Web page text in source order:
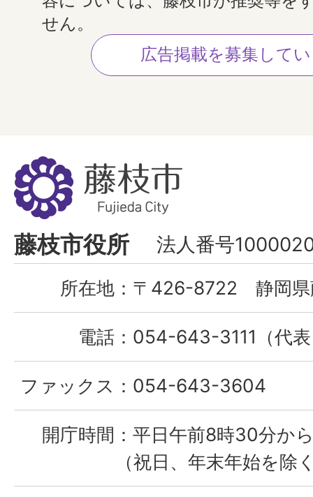
せん。
広告掲載を募集して
藤
枝
市
Fujieda
City
藤枝市役所 法人番号
所在地： 〒426-8722 静岡県
電話： 054-643-3111（代
ファックス： 054-643-3604
開庁時間： 平日午前8時30分か
（祝日、年末年始を除